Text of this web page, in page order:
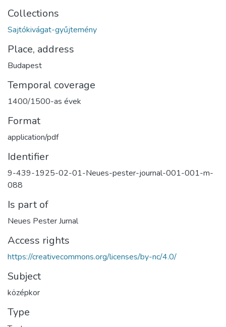
Collections
Sajtókivágat-gyűjtemény
Place, address
Budapest
Temporal coverage
1400/1500-as évek
Format
application/pdf
Identifier
9-439-1925-02-01-Neues-pester-journal-001-001-m-
088
Is part of
Neues Pester Jurnal
Access rights
https://creativecommons.org/licenses/by-nc/4.0/
Subject
középkor
Type